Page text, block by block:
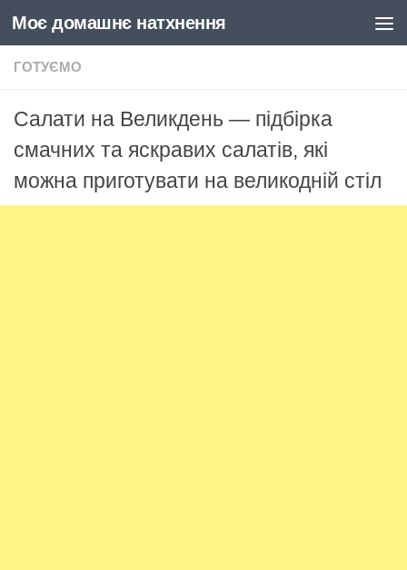
Skip to content
Моє домашнє натхнення
ГОТУЄМО
Салати на Великдень — підбірка
смачних та яскравих салатів, які
можна приготувати на великодній стіл